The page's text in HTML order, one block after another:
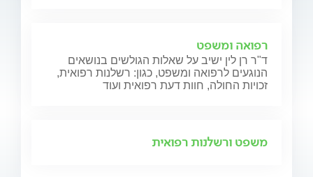
רפואה ומשפט
ד"ר רן לין ישיב על שאלות הגולשים בנושאים
הנוגעים לרפואה ומשפט, כגון: רשלנות רפואית,
זכויות החולה, חוות דעת רפואית ועוד
משפט ורשלנות רפואית